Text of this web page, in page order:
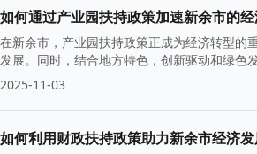
如何通过产业园扶持政策加速新余市的经
在新余市，产业园扶持政策正成为经济转型的
发展。同时，结合地方特色，创新驱动和绿色
2025-11-03
如何利用财政扶持政策助力新余市经济发